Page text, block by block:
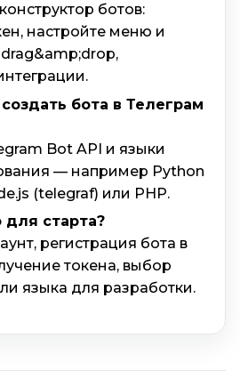
ботов:
настройте меню и
бота в Телеграм
Bot API и языки
— например Python
(telegraf) или PHP.
старта?
регистрация бота в
токена, выбор
языка для разработки.